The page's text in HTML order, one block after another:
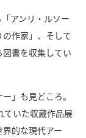
アンリ・ルソー
作家」、そして
図書を収集してい
」も見どころ。
ていた収蔵作品展
界的な現代アー